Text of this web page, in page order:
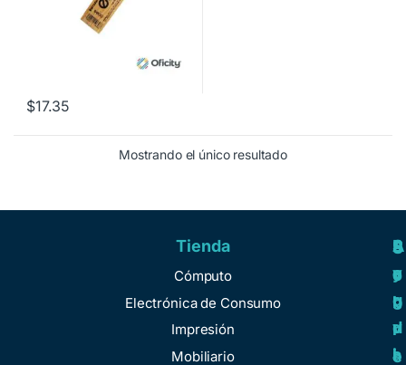
$17.35
Mostrando el único resultado
Tienda
Cómputo
Electrónica de Consumo
Impresión
Mobiliario
A
y
u
d
a
S
o
b
r
e
R
e
g
u
l
S
e
r
v
i